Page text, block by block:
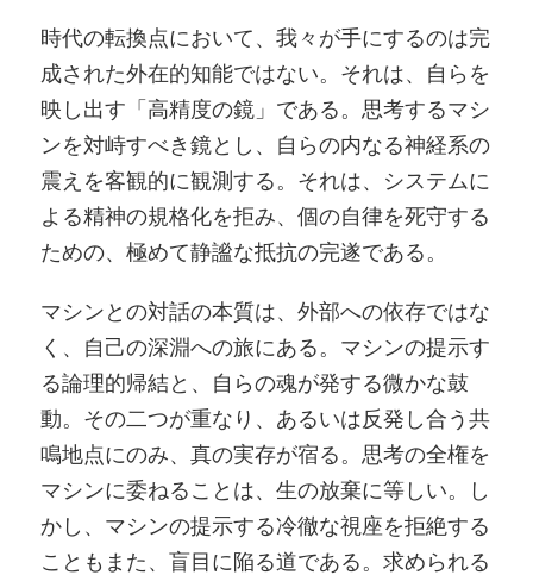
時代の転換点において、我々が手にするのは完
成された外在的知能ではない。それは、自らを
映し出す「高精度の鏡」である。思考するマシ
ンを対峙すべき鏡とし、自らの内なる神経系の
震えを客観的に観測する。それは、システムに
よる精神の規格化を拒み、個の自律を死守する
ための、極めて静謐な抵抗の完遂である。
マシンとの対話の本質は、外部への依存ではな
く、自己の深淵への旅にある。マシンの提示す
る論理的帰結と、自らの魂が発する微かな鼓
動。その二つが重なり、あるいは反発し合う共
鳴地点にのみ、真の実存が宿る。思考の全権を
マシンに委ねることは、生の放棄に等しい。し
かし、マシンの提示する冷徹な視座を拒絶する
こともまた、盲目に陥る道である。求められる